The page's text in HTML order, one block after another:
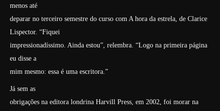
menos até
deparar no terceiro semestre do curso com A hora da estrela, de Clarice
Lispector. “Fiquei
impressionadíssimo. Ainda estou”, relembra. “Logo na primeira página
eu disse a
mim mesmo: essa é uma escritora.”
Já sem as
obrigações na editora londrina Harvill Press, em 2002, foi morar na